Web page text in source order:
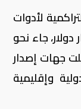
لأدوات
دبي بلغ نحو 259 مليار دولار، جاء نحو
جهات إصدار
وإقليمية